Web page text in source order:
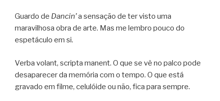
Guardo de Dancin’a sensação de ter visto uma
maravilhosa obra de arte. Mas me lembro pouco do
espetáculo em si.
Verba volant, scripta manent. O que se vê no palco pode
desaparecer da memória com o tempo. O que está
gravado em filme, celulóide ou não, fica para sempre.